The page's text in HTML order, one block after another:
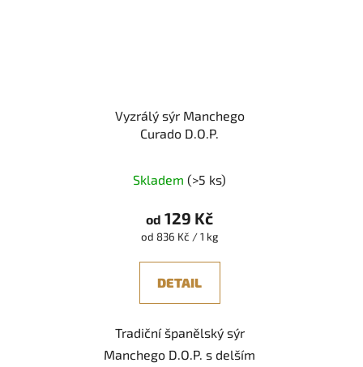
Vyzrálý sýr Manchego
Curado D.O.P.
Skladem (>5 ks)
od 129 Kč
Měrná
od 836 Kč / 1 kg
DETAIL
Tradiční španělský sýr
Manchego D.O.P. s delším